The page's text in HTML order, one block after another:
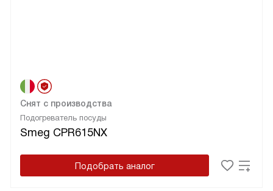
Подогреватель посуды
Smeg CPR615NX
Снят с производства
Подобрать аналог